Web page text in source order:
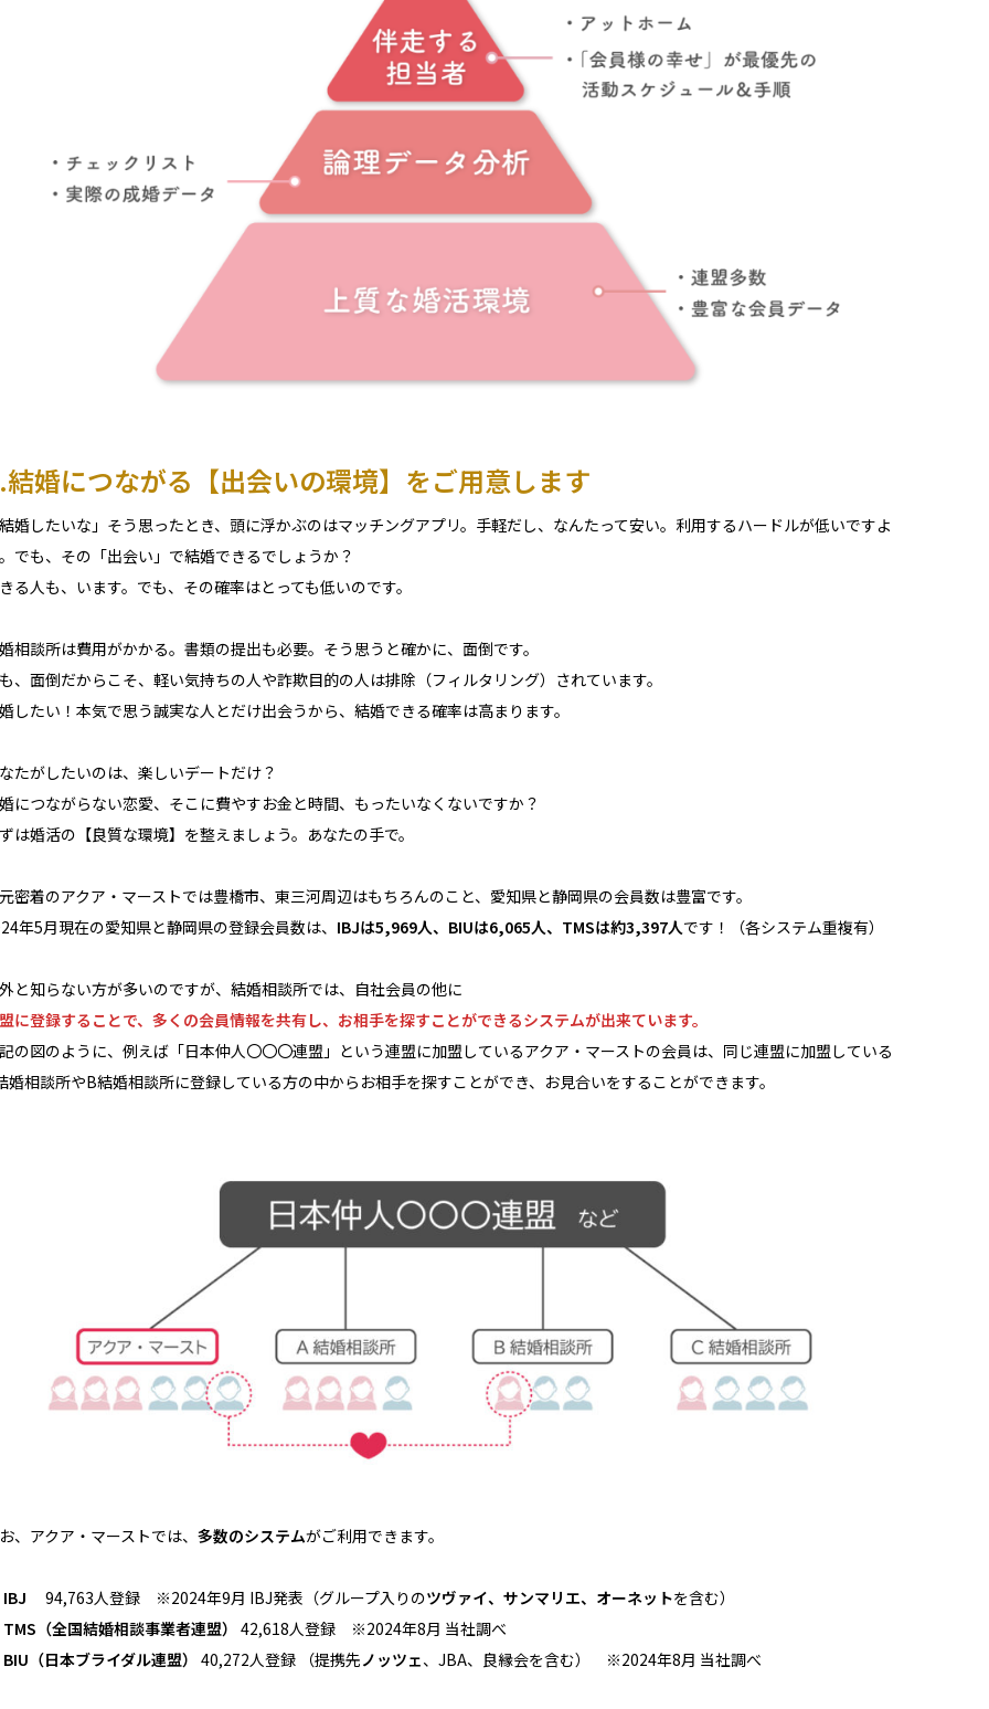
婚につながる【出会いの環境】をご用意します
婚したいな」そう思ったとき、頭に浮かぶのはマッチングアプリ。手軽だし、なんたって安い。利用するハードルが低いですよ
でも、その「出会い」で結婚できるでしょうか？
る人も、います。でも、その確率はとっても低いのです。
相談所は費用がかかる。書類の提出も必要。そう思うと確かに、面倒です。
、面倒だからこそ、軽い気持ちの人や詐欺目的の人は排除（フィルタリング）されています。
したい！本気で思う誠実な人とだけ出会うから、結婚できる確率は高まります。
たがしたいのは、楽しいデートだけ？
につながらない恋愛、そこに費やすお金と時間、もったいなくないですか？
は婚活の【良質な環境】を整えましょう。あなたの手で。
密着のアクア・マーストでは豊橋市、東三河周辺はもちろんのこと、愛知県と静岡県の会員数は豊富です。
年5月現在の愛知県と静岡県の登録会員数は、 IBJは5,969人、BIUは6,065人、TMSは約3,397人です！（各システム重複有）
と知らない方が多いのですが、結婚相談所では、自社会員の他に
に登録することで、多くの会員情報を共有し、お相手を探すことができるシステムが出来ています。
の図のように、例えば「日本仲人〇〇〇連盟」という連盟に加盟しているアクア・マーストの会員は、同じ連盟に加盟している
婚相談所やB結婚相談所に登録している方の中からお相手を探すことができ、お見合いをすることができます。
、アクア・マーストでは、 多数のシステムがご利用できます。
IBJ 94,763人登録 ※2024年9月 IBJ発表（グループ入りのツヴァイ、サンマリエ、オーネットを含む）
TMS（全国結婚相談事業者連盟） 42,618人登録 ※2024年8月 当社調べ
BIU（日本ブライダル連盟） 40,272人登録 （提携先ノッツェ、JBA、良縁会を含む） ※2024年8月 当社調べ